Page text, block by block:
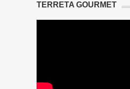
TERRETA GOURMET